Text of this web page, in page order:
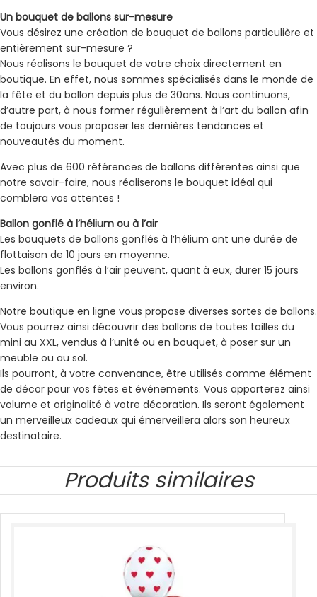
Un bouquet de ballons sur-mesure
Vous désirez une création de bouquet de ballons particulière et
entièrement sur-mesure ?
Nous réalisons le bouquet de votre choix directement en
boutique. En effet, nous sommes spécialisés dans le monde de
la fête et du ballon depuis plus de 30ans. Nous continuons,
d’autre part, à nous former régulièrement à l’art du ballon afin
de toujours vous proposer les dernières tendances et
nouveautés du moment.
Avec plus de 600 références de ballons différentes ainsi que
notre savoir-faire, nous réaliserons le bouquet idéal qui
comblera vos attentes !
Ballon gonflé à l’hélium ou à l’air
Les bouquets de ballons gonflés à l’hélium ont une durée de
flottaison de 10 jours en moyenne.
Les ballons gonflés à l’air peuvent, quant à eux, durer 15 jours
environ.
Notre boutique en ligne vous propose diverses sortes de ballons.
Vous pourrez ainsi découvrir des ballons de toutes tailles du
mini au XXL, vendus à l’unité ou en bouquet, à poser sur un
meuble ou au sol.
Ils pourront, à votre convenance, être utilisés comme élément
de décor pour vos fêtes et événements. Vous apporterez ainsi
volume et originalité à votre décoration. Ils seront également
un merveilleux cadeaux qui émerveillera alors son heureux
destinataire.
Produits similaires